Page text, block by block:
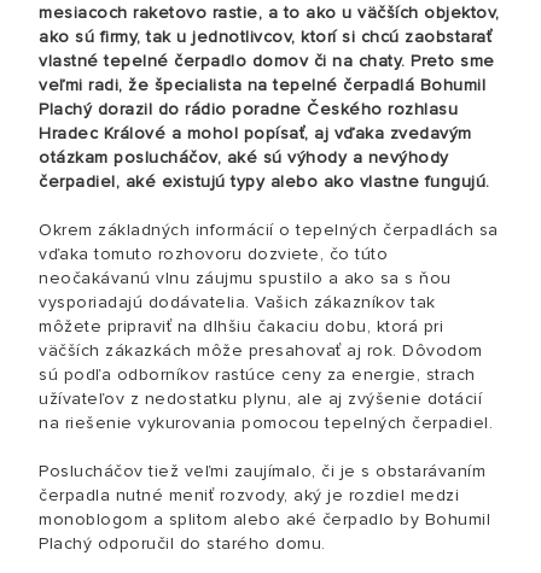
mesiacoch raketovo rastie, a to ako u väčších objektov,
ako sú firmy, tak u jednotlivcov, ktorí si chcú zaobstarať
vlastné tepelné čerpadlo domov či na chaty. Preto sme
veľmi radi, že špecialista na tepelné čerpadlá Bohumil
Plachý dorazil do rádio poradne Českého rozhlasu
Hradec Králové a mohol popísať, aj vďaka zvedavým
otázkam poslucháčov, aké sú výhody a nevýhody
čerpadiel, aké existujú typy alebo ako vlastne fungujú.
Okrem základných informácií o tepelných čerpadlách sa
vďaka tomuto rozhovoru dozviete, čo túto
neočakávanú vlnu záujmu spustilo a ako sa s ňou
vysporiadajú dodávatelia. Vašich zákazníkov tak
môžete pripraviť na dlhšiu čakaciu dobu, ktorá pri
väčších zákazkách môže presahovať aj rok. Dôvodom
sú podľa odborníkov rastúce ceny za energie, strach
užívateľov z nedostatku plynu, ale aj zvýšenie dotácií
na riešenie vykurovania pomocou tepelných čerpadiel.
Poslucháčov tiež veľmi zaujímalo, či je s obstarávaním
čerpadla nutné meniť rozvody, aký je rozdiel medzi
monoblogom a splitom alebo aké čerpadlo by Bohumil
Plachý odporučil do starého domu.